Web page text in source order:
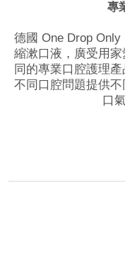
專
德國 One Drop
縮漱口液，廣受用
同的專業口腔護理
不同口腔問題提供不
口